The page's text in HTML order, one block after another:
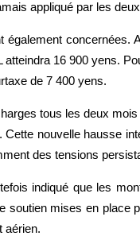
appliqué par les
également concernées.
atteindra 16 900 yens.
de 7 400 yens.
tous les deux
Cette nouvelle hausse
des tensions
indiqué que les
soutien mises en place
aérien.